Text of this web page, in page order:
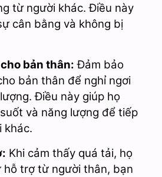
từ người khác. Điều này
cân bằng và không bị
bản thân: Đảm bảo
bản thân để nghỉ ngơi
Điều này giúp họ
và năng lượng để tiếp
khác.
Khi cảm thấy quá tải, họ
hỗ trợ từ người thân, bạn